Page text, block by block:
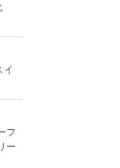
イ
フ
ー